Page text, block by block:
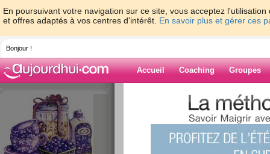
En poursuivant votre navigation sur ce site, vous acceptez
et offres adaptés à vos centres d'intérêt. En savoir plus et gérer ces
Bonjour !
Accueil Coaching Groupes
>
> les 3
Blog de